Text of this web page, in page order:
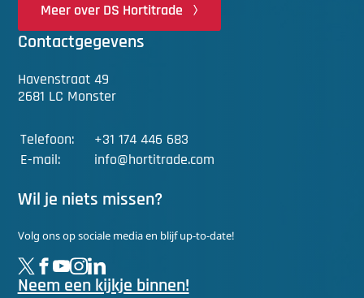
Meer over DS Hortitrade
Contactgegevens
Havenstraat 49
2681 LC Monster
Telefoon:
+31 174 446 683
E-mail:
info@hortitrade.com
Wil je niets missen?
Volg ons op sociale media en blijf up-to-date!
Neem een kijkje binnen!